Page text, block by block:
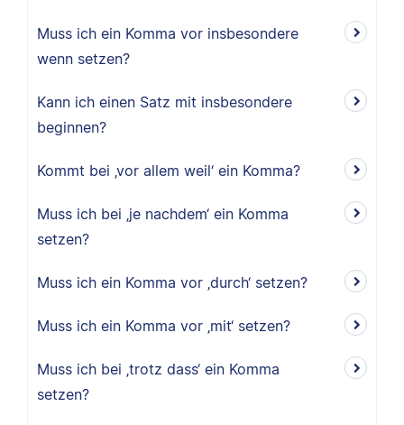
Muss ich ein Komma vor insbesondere
wenn setzen?
Kann ich einen Satz mit insbesondere
beginnen?
Kommt bei ‚vor allem weil‘ ein Komma?
Muss ich bei ‚je nachdem‘ ein Komma
setzen?
Muss ich ein Komma vor ‚durch‘ setzen?
Muss ich ein Komma vor ‚mit‘ setzen?
Muss ich bei ‚trotz dass‘ ein Komma
setzen?